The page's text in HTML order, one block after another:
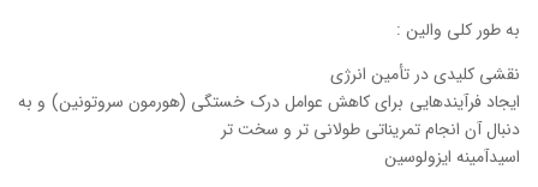
به طور کلی والین :
نقشی کلیدی در تأمین انرژی
ایجاد فرآیندهایی برای کاهش عوامل درک خستگی (هورمون سروتونین) و به
دنبال آن انجام تمریناتی طولانی تر و سخت تر
اسیدآمینه ایزولوسین